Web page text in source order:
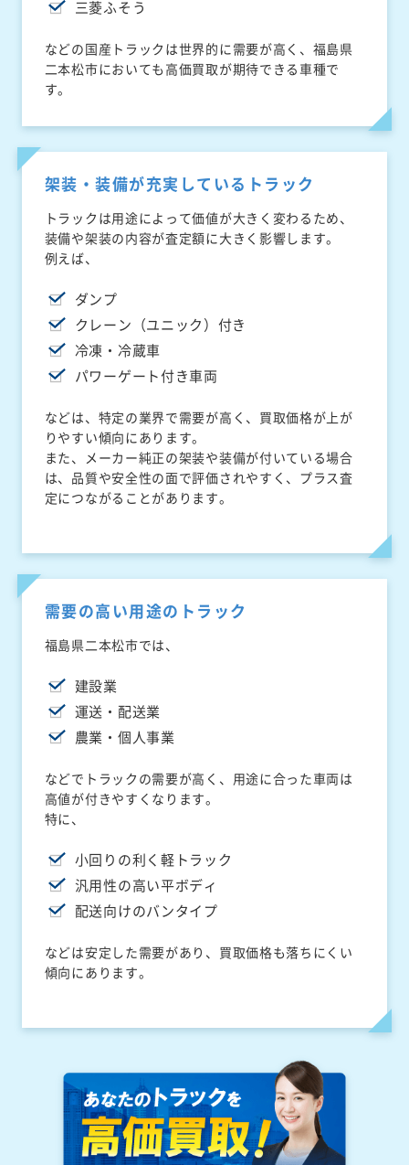
三菱ふそう
などの国産トラックは世界的に需要が高く、福島県
二本松市においても高価買取が期待できる車種で
す。
架装・装備が充実しているトラック
トラックは用途によって価値が大きく変わるため、
装備や架装の内容が査定額に大きく影響します。
例えば、
ダンプ
クレーン（ユニック）付き
冷凍・冷蔵車
パワーゲート付き車両
などは、特定の業界で需要が高く、買取価格が上が
りやすい傾向にあります。
また、メーカー純正の架装や装備が付いている場合
は、品質や安全性の面で評価されやすく、プラス査
定につながることがあります。
需要の高い用途のトラック
福島県二本松市では、
建設業
運送・配送業
農業・個人事業
などでトラックの需要が高く、用途に合った車両は
高値が付きやすくなります。
特に、
小回りの利く軽トラック
汎用性の高い平ボディ
配送向けのバンタイプ
などは安定した需要があり、買取価格も落ちにくい
傾向にあります。